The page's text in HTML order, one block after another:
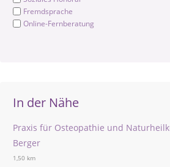
Fremdsprache
Online-Fernberatung
In der Nähe
Praxis für Osteopathie und
Berger
1,50 km